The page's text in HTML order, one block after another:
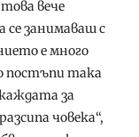
вече
се занимаваш с
е много
постъпи така
за
човека“,